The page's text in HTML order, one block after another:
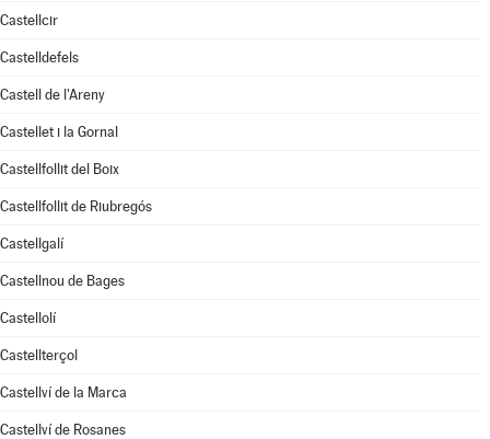
Castellcir
Castelldefels
Castell de l'Areny
Castellet i la Gornal
Castellfollit del Boix
Castellfollit de Riubregós
Castellgalí
Castellnou de Bages
Castellolí
Castellterçol
Castellví de la Marca
Castellví de Rosanes